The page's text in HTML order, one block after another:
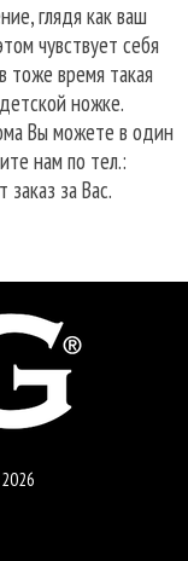
глядя как ваш
чувствует себя
тоже время такая
ножке.
Вы можете в один
нам по тел.:
за Вас.